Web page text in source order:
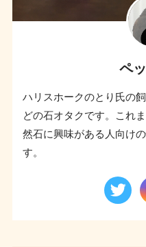
ペ
ハリスホークのとり氏の
どの石オタクです。これ
然石に興味がある人向け
す。